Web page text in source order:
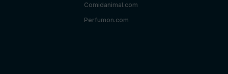
Comidanimal.com
Perfumon.com